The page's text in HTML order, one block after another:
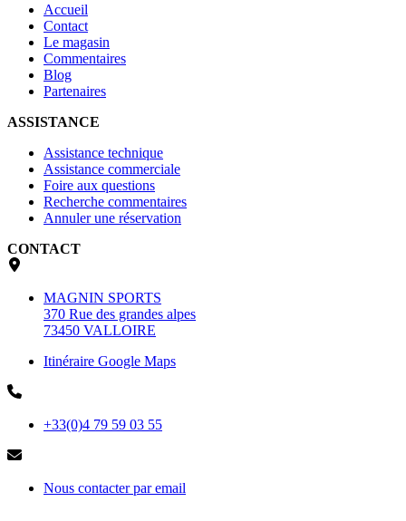
Accueil
Contact
Le magasin
Commentaires
Blog
Partenaires
ASSISTANCE
Assistance technique
Assistance commerciale
Foire aux questions
Recherche commentaires
Annuler une réservation
CONTACT
MAGNIN SPORTS
370 Rue des grandes alpes
73450 VALLOIRE
Itinéraire Google Maps
+33(0)4 79 59 03 55
Nous contacter par email